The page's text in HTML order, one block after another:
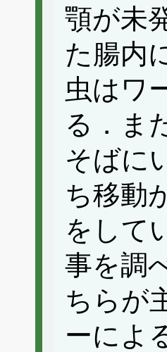
顎が未
た腸内
虫はワ
る．ま
そばに
ち移動
をして
事を調
ちらが
ーによ